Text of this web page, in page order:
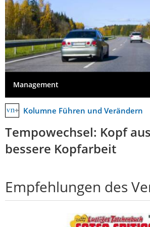
Management
Kolumne Führen und Verändern
Tempowechsel: Kopf
bessere Kopfarbeit
Empfehlungen des